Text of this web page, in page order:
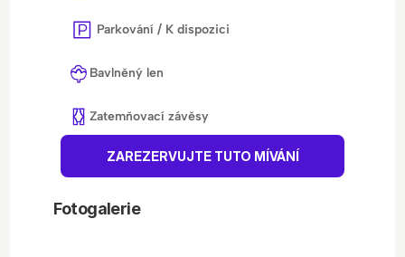
Parkování / K dispozici
Bavlněný len
Zatemňovací závěsy
ZAREZERVUJTE TUTO MÍVÁNÍ
Fotogalerie